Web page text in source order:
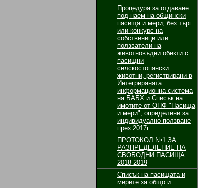
Процедура за отдаване
под наем на общински
пасища и мери, без търг
или конкурс на
собственици или
ползватели на
животновъдни обекти с
пасищни
селскостопански
животни, регистрирани в
Интегрираната
информационна система
на БАБХ и Списък на
имотите от ОПФ "Пасища
и мери", определени за
индивидуално ползване
през 2017г.
ПРОТОКОЛ №1 ЗА
РАЗПРЕДЕЛЕНИЕ НА
СВОБОДНИ ПАСИЩА
2018-2019
Списък на пасищата и
мерите за общо и